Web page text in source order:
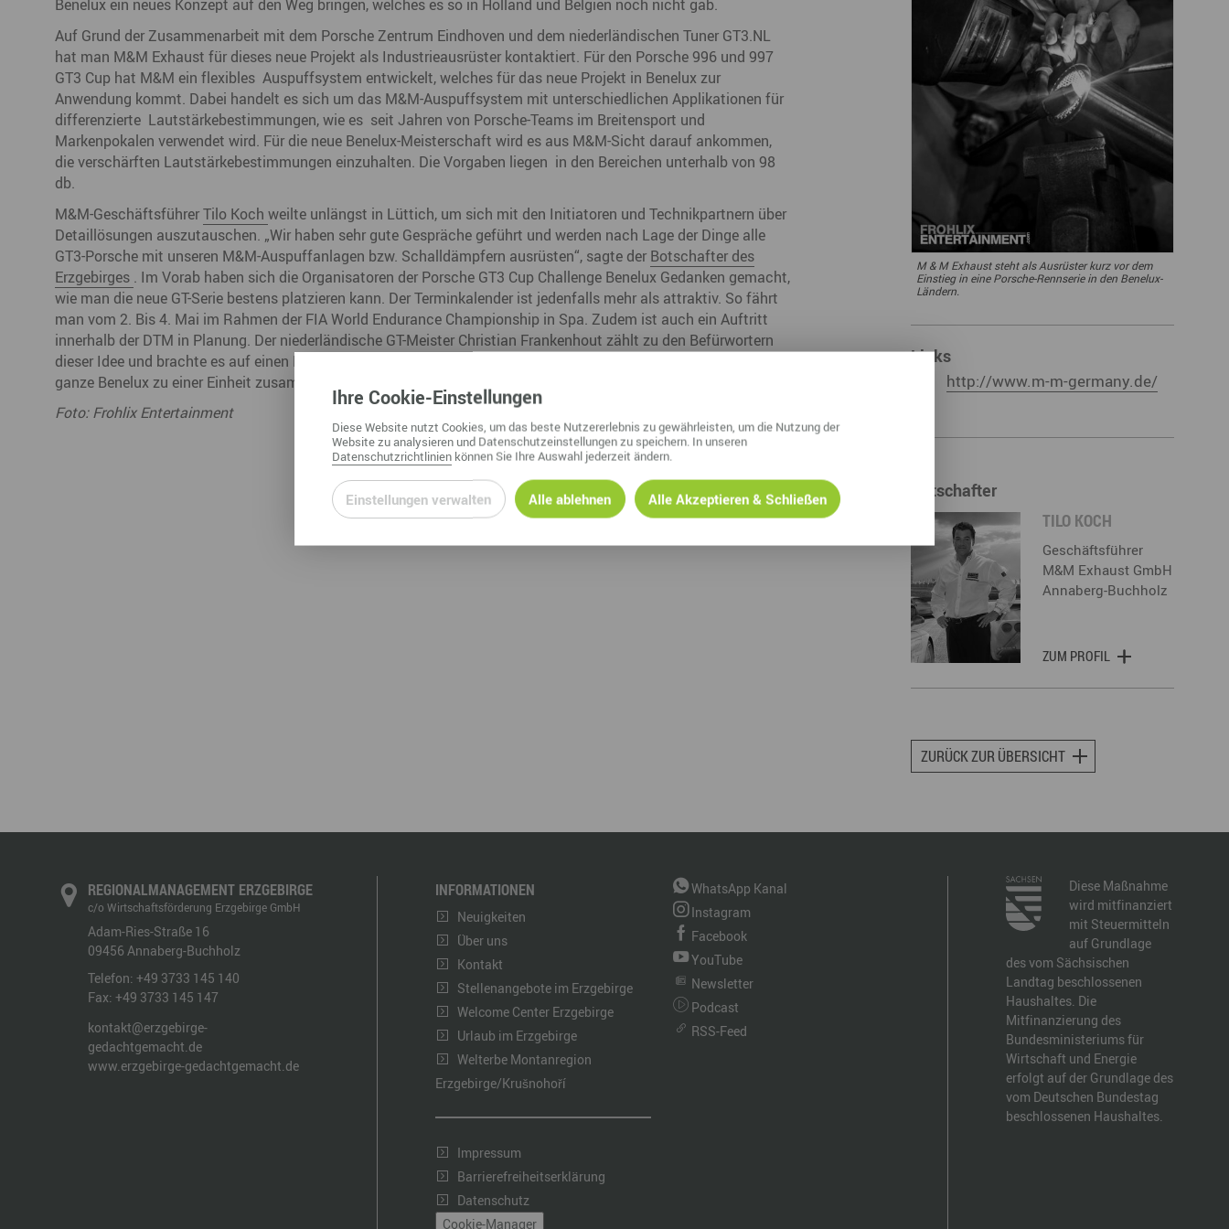
Nah dran am Abgrund
Gesundheit & Wellness
Talsperren und Stauseen im Erzgebirge
Urlaubsregion Erzgebirge
Benelux ein neues Konzept auf den Weg bringen, welches es so in Holland und Belgien noch nicht gab.
Auf Grund der Zusammenarbeit mit dem Porsche Zentrum Eindhoven und dem niederländischen Tuner GT3.NL
hat man M&M Exhaust für dieses neue Projekt als Industrieausrüster kontaktiert. Für den Porsche 996 und 997
GT3 Cup hat M&M ein flexibles Auspuffsystem entwickelt, welches für das neue Projekt in Benelux zur
Anwendung kommt. Dabei handelt es sich um das M&M-Auspuffsystem mit unterschiedlichen Applikationen für
differenzierte Lautstärkebestimmungen, wie es seit Jahren von Porsche-Teams im Breitensport und
Markenpokalen verwendet wird. Für die neue Benelux-Meisterschaft wird es aus M&M-Sicht darauf ankommen,
die verschärften Lautstärkebestimmungen einzuhalten. Die Vorgaben liegen in den Bereichen unterhalb von 98
db.
M&M-GeschäftsführerTilo Koch weilte unlängst in Lüttich, um sich mit den Initiatoren und Technikpartnern über
Detaillösungen auszutauschen. „Wir haben sehr gute Gespräche geführt und werden nach Lage der Dinge alle
GT3-Porsche mit unseren M&M-Auspuffanlagen bzw. Schalldämpfern ausrüsten“, sagte der Botschafter des
Erzgebirges . Im Vorab haben sich die Organisatoren der Porsche GT3 Cup Challenge Benelux Gedanken gemacht,
wie man die neue GT-Serie bestens platzieren kann. Der Terminkalender ist jedenfalls mehr als attraktiv. So fährt
man vom 2. Bis 4. Mai im Rahmen der FIA World Endurance Championship in Spa. Zudem ist auch ein Auftritt
innerhalb der DTM in Planung. Der niederländische GT-Meister Christian Frankenhout zählt zu den Befürwortern
dieser Idee und brachte es auf einen Punkt. „Endlich eine Meisterschaft, die mit einem bewährten Konzept die
ganze Benelux zu einer Einheit zusammenführt“.
Foto: Frohlix Entertainment
M & M Exhaust steht als Ausrüster kurz vor dem
Einstieg in eine Porsche-Rennserie in den Benelux-
Ländern.
Links
http://www.m-m-germany.de/
Botschafter
TILO KOCH
Geschäftsführer
M&M Exhaust GmbH
Annaberg-Buchholz
ZUM PROFIL
ZURÜCK ZUR ÜBERSICHT
REGIONALMANAGEMENT ERZGEBIRGE
c/o Wirtschaftsförderung Erzgebirge GmbH
Adam-Ries-Straße 16
09456 Annaberg-Buchholz
Telefon: +49 3733 145 140
Fax: +49 3733 145 147
kontakt@erzgebirge-
gedachtgemacht.de
www.erzgebirge-gedachtgemacht.de
INFORMATIONEN
Neuigkeiten
Über uns
Kontakt
Stellenangebote im Erzgebirge
Welcome Center Erzgebirge
Urlaub im Erzgebirge
Welterbe Montanregion
Erzgebirge/Krušnohoří
Impressum
Barrierefreiheitserklärung
Datenschutz
Cookie-Manager
WhatsApp Kanal
Instagram
Facebook
YouTube
Newsletter
Podcast
RSS-Feed
Diese Maßnahme
wird mitfinanziert
mit Steuermitteln
auf Grundlage
des vom Sächsischen
Landtag beschlossenen
Haushaltes. Die
Mitfinanzierung des
Bundesministeriums für
Wirtschaft und Energie
erfolgt auf der Grundlage des
vom Deutschen Bundestag
beschlossenen Haushaltes.
Ihre Cookie-Einstellungen
DieseWebsite nutzt Cookies, um das beste Nutzererlebnis zu gewährleisten, um die Nutzung der
Websitezu analysieren und Datenschutzeinstellungen zu speichern. In unseren
Datenschutzrichtlinien können Sie Ihre Auswahl jederzeit ändern.
Einstellungen verwalten Alle ablehnen Alle Akzeptieren & Schließen